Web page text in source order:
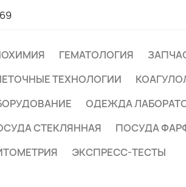
ГЕМАТОЛОГИЯ
ТЕХНОЛОГИИ
ОДЕЖДА
СТЕКЛЯННАЯ
ПОСУДА
ЭКСПРЕСС-ТЕСТЫ